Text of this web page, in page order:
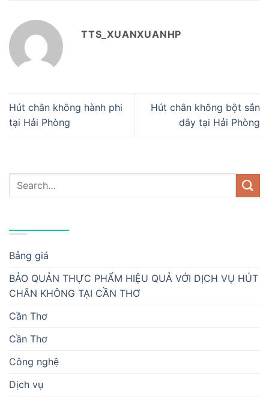
TTS_XUANXUANHP
Hút chân không hành phi
tại Hải Phòng
Hút chân không bột sắn
dây tại Hải Phòng
Bảng giá
BẢO QUẢN THỰC PHẨM HIỆU QUẢ VỚI DỊCH VỤ HÚT
CHÂN KHÔNG TẠI CẦN THƠ
Cần Thơ
Cần Thơ
Công nghệ
Dịch vụ